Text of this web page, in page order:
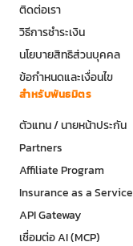
ติดต่อเรา
วิธีการชำระเงิน
นโยบายสิทธิส่วนบุคคล
ข้อกำหนดและเงื่อนไข
สำหรับพันธมิตร
ตัวแทน / นายหน้าประกัน
Partners
Affiliate Program
Insurance as a Service
API Gateway
เชื่อมต่อ AI (MCP)